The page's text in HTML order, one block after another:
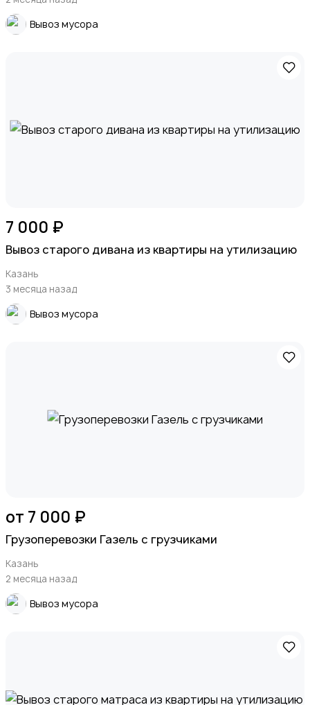
Вывоз мусора
7 000 ₽
Вывоз старого дивана из квартиры на утилизацию
Казань
3 месяца назад
Вывоз мусора
от 7 000 ₽
Грузоперевозки Газель с грузчиками
Казань
2 месяца назад
Вывоз мусора